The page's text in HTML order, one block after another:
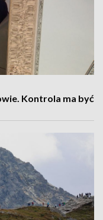
Kontrola ma być